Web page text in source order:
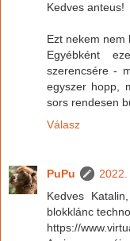
Kedves anteus!
Ezt nekem nem
Egyébként
szerencsére -
egyszer hopp,
sors rendesen
Válasz
PuPu
Kedves
blokklánc
https://